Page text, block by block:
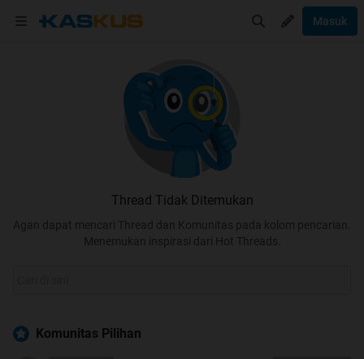
Masuk
Thread Tidak Ditemukan
Agan dapat mencari Thread dan Komunitas pada kolom pencarian.
Menemukan inspirasi dari Hot Threads.
Komunitas Pilihan